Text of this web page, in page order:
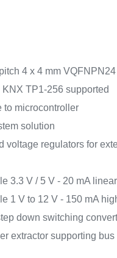
4 x 4 mm
KNX TP1-256 supported
to microcontroller
solution
voltage regulators for
3.3 V / 5 V - 20 mA
1 V to 12 V - 150 mA
down switching
extractor supporting bus